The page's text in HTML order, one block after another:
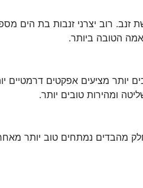
זנב. רוב יצרני זנבות בת הים
הטובה ביותר.
יותר מציעים אפקטים דרמטיים
ומהירות טובים יותר.
מהבדים נמתחים טוב יותר